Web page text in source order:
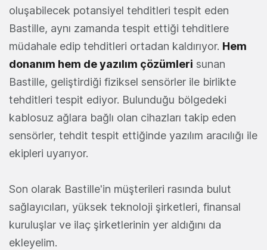
oluşabilecek potansiyel tehditleri tespit eden
Bastille, aynı zamanda tespit ettiği tehditlere
müdahale edip tehditleri ortadan kaldırıyor. Hem
donanım hem de yazılım çözümleri sunan
Bastille, geliştirdiği fiziksel sensörler ile birlikte
tehditleri tespit ediyor. Bulunduğu bölgedeki
kablosuz ağlara bağlı olan cihazları takip eden
sensörler, tehdit tespit ettiğinde yazılım aracılığı ile
ekipleri uyarıyor.
Son olarak Bastille'in müşterileri rasında bulut
sağlayıcıları, yüksek teknoloji şirketleri, finansal
kuruluşlar ve ilaç şirketlerinin yer aldığını da
ekleyelim.